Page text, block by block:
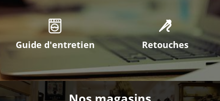
Guide d'entretien Retouches